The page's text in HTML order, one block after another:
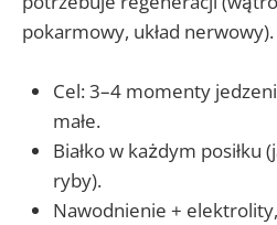
pokarmowy, układ nerwowy).
Cel: 3–4 momenty
małe.
Białko w każdym posiłku
ryby).
Nawodnienie +